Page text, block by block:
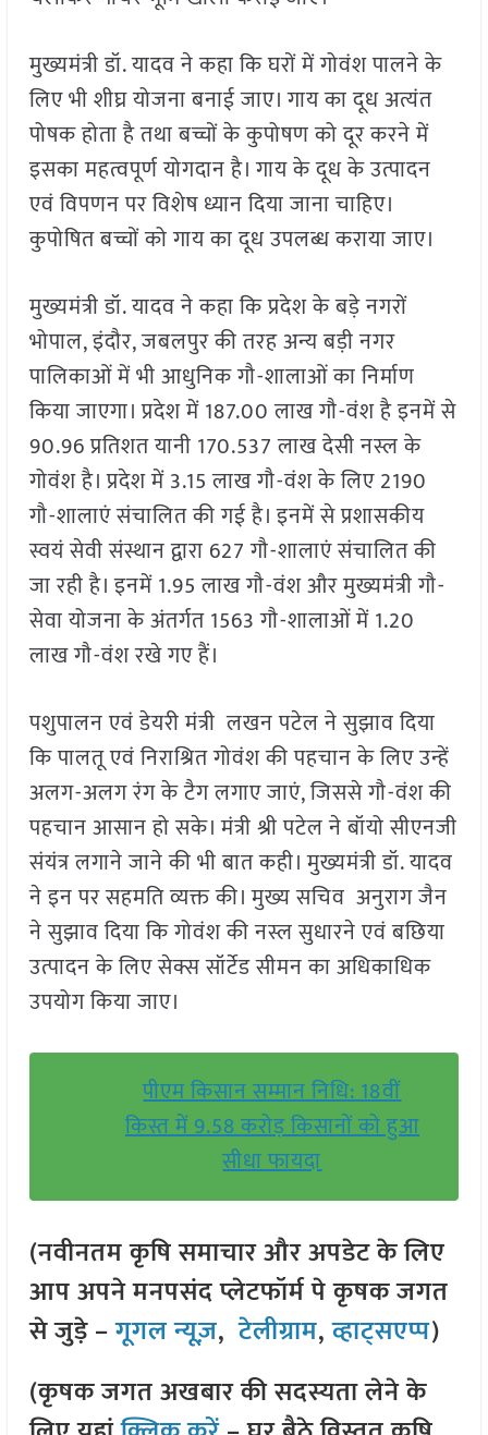
मुख्यमंत्री डॉ. यादव ने कहा कि घरों में गोवंश पालने के
लिए भी शीघ्र योजना बनाई जाए। गाय का दूध अत्यंत
पोषक होता है तथा बच्चों के कुपोषण को दूर करने में
इसका महत्वपूर्ण योगदान है। गाय के दूध के उत्पादन
एवं विपणन पर विशेष ध्यान दिया जाना चाहिए।
कुपोषित बच्चों को गाय का दूध उपलब्ध कराया जाए।
मुख्यमंत्री डॉ. यादव ने कहा कि प्रदेश के बड़े नगरों
भोपाल, इंदौर, जबलपुर की तरह अन्य बड़ी नगर
पालिकाओं में भी आधुनिक गौ-शालाओं का निर्माण
किया जाएगा। प्रदेश में 187.00 लाख गौ-वंश है इनमें से
90.96 प्रतिशत यानी 170.537 लाख देसी नस्ल के
गोवंश है। प्रदेश में 3.15 लाख गौ-वंश के लिए 2190
गौ-शालाएं संचालित की गई है। इनमें से प्रशासकीय
स्वयं सेवी संस्थान द्वारा 627 गौ-शालाएं संचालित की
जा रही है। इनमें 1.95 लाख गौ-वंश और मुख्यमंत्री गौ-
सेवा योजना के अंतर्गत 1563 गौ-शालाओं में 1.20
लाख गौ-वंश रखे गए हैं।
पशुपालन एवं डेयरी मंत्री लखन पटेल ने सुझाव दिया
कि पालतू एवं निराश्रित गोवंश की पहचान के लिए उन्हें
अलग-अलग रंग के टैग लगाए जाएं, जिससे गौ-वंश की
पहचान आसान हो सके। मंत्री श्री पटेल ने बॉयो सीएनजी
संयंत्र लगाने जाने की भी बात कही। मुख्यमंत्री डॉ. यादव
ने इन पर सहमति व्यक्त की। मुख्य सचिव अनुराग जैन
ने सुझाव दिया कि गोवंश की नस्ल सुधारने एवं बछिया
उत्पादन के लिए सेक्स सॉर्टेड सीमन का अधिकाधिक
उपयोग किया जाए।
पीएम किसान सम्मान निधि: 18वीं
किस्त में 9.58 करोड़ किसानों को हुआ
सीधा फायदा
(नवीनतम कृषि समाचार और अपडेट के लिए
आप अपने मनपसंद प्लेटफॉर्म पे कृषक जगत
से जुड़े –गूगल न्यूज़,टेलीग्राम,व्हाट्सएप्प)
(कृषक जगत अखबार की सदस्यता लेने के